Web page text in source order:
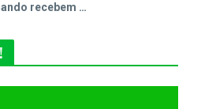
recebem …